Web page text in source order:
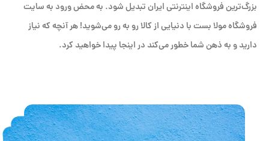
بزرگ‌ترین فروشگاه اینترنتی ایران تبدیل شود. به محض ورود به سایت
فروشگاه مولا بست با دنیایی از کالا رو به رو می‌شوید! هر آنچه که نیاز
دارید و به ذهن شما خطور می‌کند در اینجا پیدا خواهید کرد.